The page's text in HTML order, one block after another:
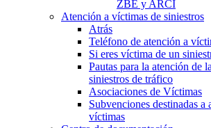
ZBE y ARCI
Atención a víctimas de siniestros
Atrás
Teléfono de atención a
Si eres víctima de un
Pautas para la atención de
siniestros de tráfico
Asociaciones de Víctimas
Subvenciones destinadas a
víctimas